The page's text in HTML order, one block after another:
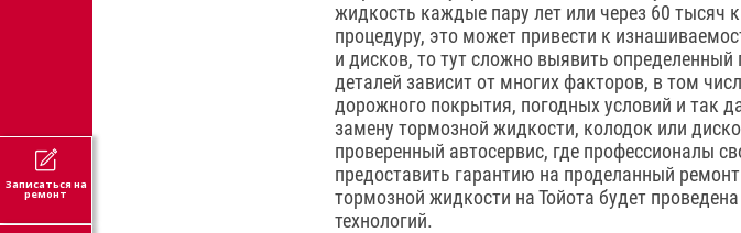
жидкость каждые пару лет или через 60 тысяч
процедуру, это может привести к
и дисков, то тут сложно выявить
деталей зависит от многих факторов, в том
дорожного покрытия, погодных условий и так
замену тормозной жидкости, колодок или
проверенный автосервис, где профессионалы
предоставить гарантию на проделанный
тормозной жидкости на Тойота будет
технологий.
Записаться на
ремонт